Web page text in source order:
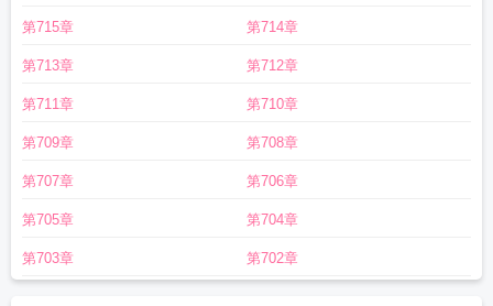
鬼王老婆
我有一个诡王朝结局解析
有一个诡王朝在那个平台
我有一个诡王朝百度百科
王朝烂尾我有一个诡王朝完本网 我有一个诡王朝人物简介
新章节 无弹窗
我有一个诡王朝全文阅读我有一个诡王朝有声书
王朝TXT我有一个诡王朝 起点 我有一个诡王朝最新章节
人 我有一个诡王朝笔趣阁全文 我有一个诡王朝女主和他哥什么时候
王朝txt我有一个诡王朝起点中文网 我有一个诡王朝2
有一个诡王朝听书我有一个诡王朝免费阅读我有一个诡王朝人物我有一个诡王
第715章 第714章
第713章 第712章
第711章 第710章
第709章 第708章
第707章 第706章
第705章 第704章
第703章 第702章